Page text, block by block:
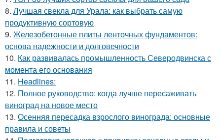
8. Лучшая свекла для Урала: как выбрать самую
продуктивную сортовую
9. Железобетонные плиты ленточных фундаментов:
основа надежности и долговечности
10. Как развивалась промышленность Северодвинска с
момента его основания
11. Headlines:
12. Полное руководство: когда лучше пересаживать
виноград на новое место
13. Осенняя пересадка взрослого винограда: основные
правила и советы